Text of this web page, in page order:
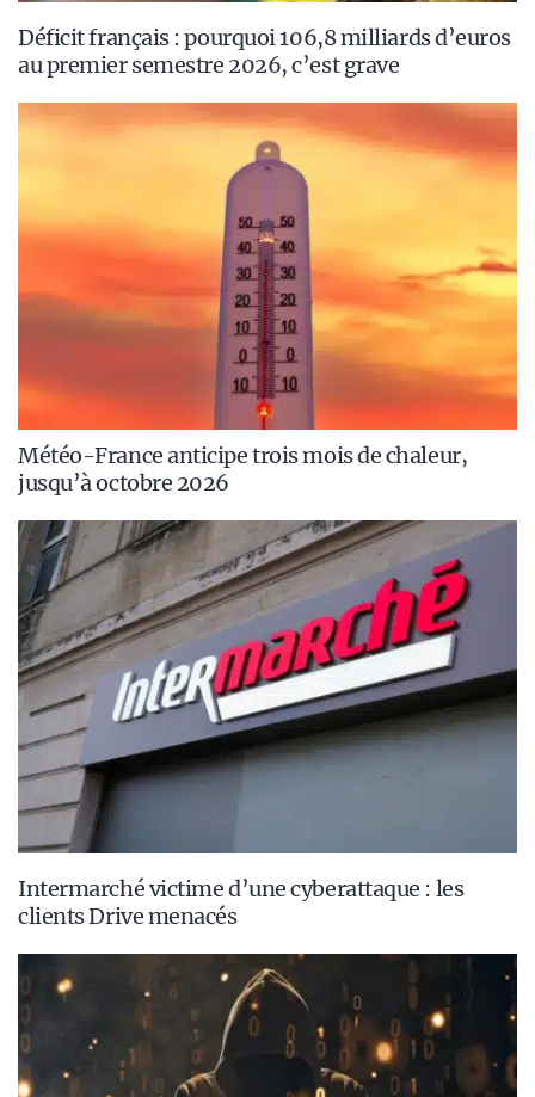
Déficit français : pourquoi 106,8 milliards d’euros
au premier semestre 2026, c’est grave
Météo-France anticipe trois mois de chaleur,
jusqu’à octobre 2026
Intermarché victime d’une cyberattaque : les
clients Drive menacés